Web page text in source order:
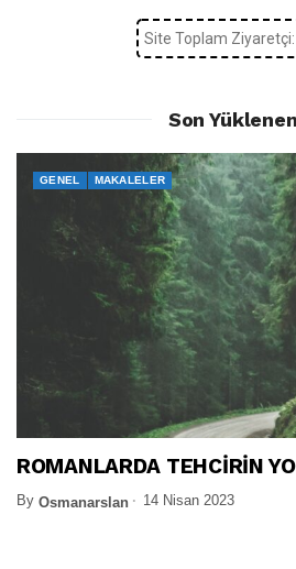
Site Toplam
Son
GENEL MAKALELER
ROMANLARDA TEHCİRİN
By Osmanarslan 14 Nisan 2023